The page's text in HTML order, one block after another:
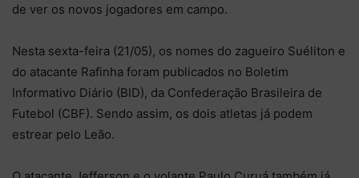
de ver os novos jogadores em campo.
Nesta sexta-feira (21/05), os nomes do zagueiro Suéliton e
do atacante Rafinha foram publicados no Boletim
Informativo Diário (BID), da Confederação Brasileira de
Futebol (CBF). Sendo assim, os dois atletas já podem
estrear pelo Leão.